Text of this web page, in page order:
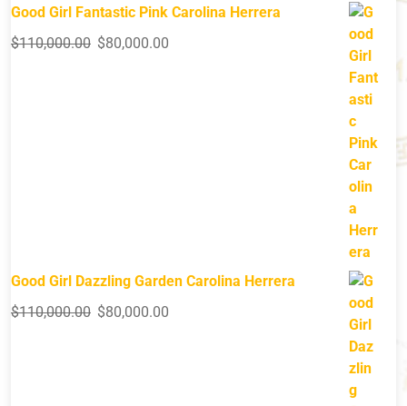
Good Girl Fantastic Pink Carolina Herrera
$110,000.00 $80,000.00
Good Girl Dazzling Garden Carolina Herrera
$110,000.00 $80,000.00